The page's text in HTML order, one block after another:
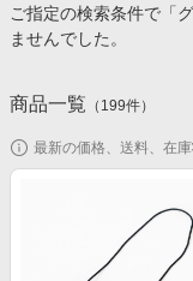
百貨店・総合ECモール
食品・スイーツ・お酒
コスメ・健康・医薬品
キッズ・ベビー用品
家電・PC・スマホ・カ
イベント一覧
初回購入者限定特典
対象ストア新規限定特
楽天ペイ導入ストア
ご指定の検索条件で「
ませんでした。
商品一覧 （ 199件）
最新の価格、送料、在